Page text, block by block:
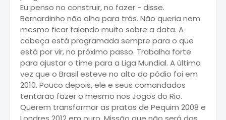
Eu penso no construir, no fazer - disse.
Bernardinho não olha para trás. Não queria nem
mesmo ficar falando muito sobre a data. A
cabeça está programada sempre para o que
está por vir, no próximo passo. Trabalha forte
para ajustar o time para a Liga Mundial. A última
vez que o Brasil esteve no alto do pódio foi em
2010. Pouco depois, ele e seus comandados
tentarão fazer o mesmo nos Jogos do Rio.
Querem transformar as pratas de Pequim 2008 e